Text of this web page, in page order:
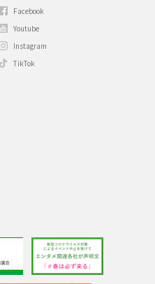
Facebook
Youtube
Instagram
TikTok